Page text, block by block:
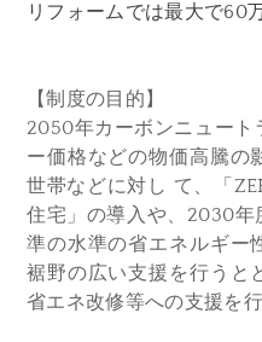
リフォームでは最大で60
【制度の目的】
2050年カーボンニュート
ー価格などの物価高騰の
世帯などに対し て、「
住宅」の導入や、2030年
準の水準の省エネルギー
裾野の広い支援を行うと
省エネ改修等への支援を行